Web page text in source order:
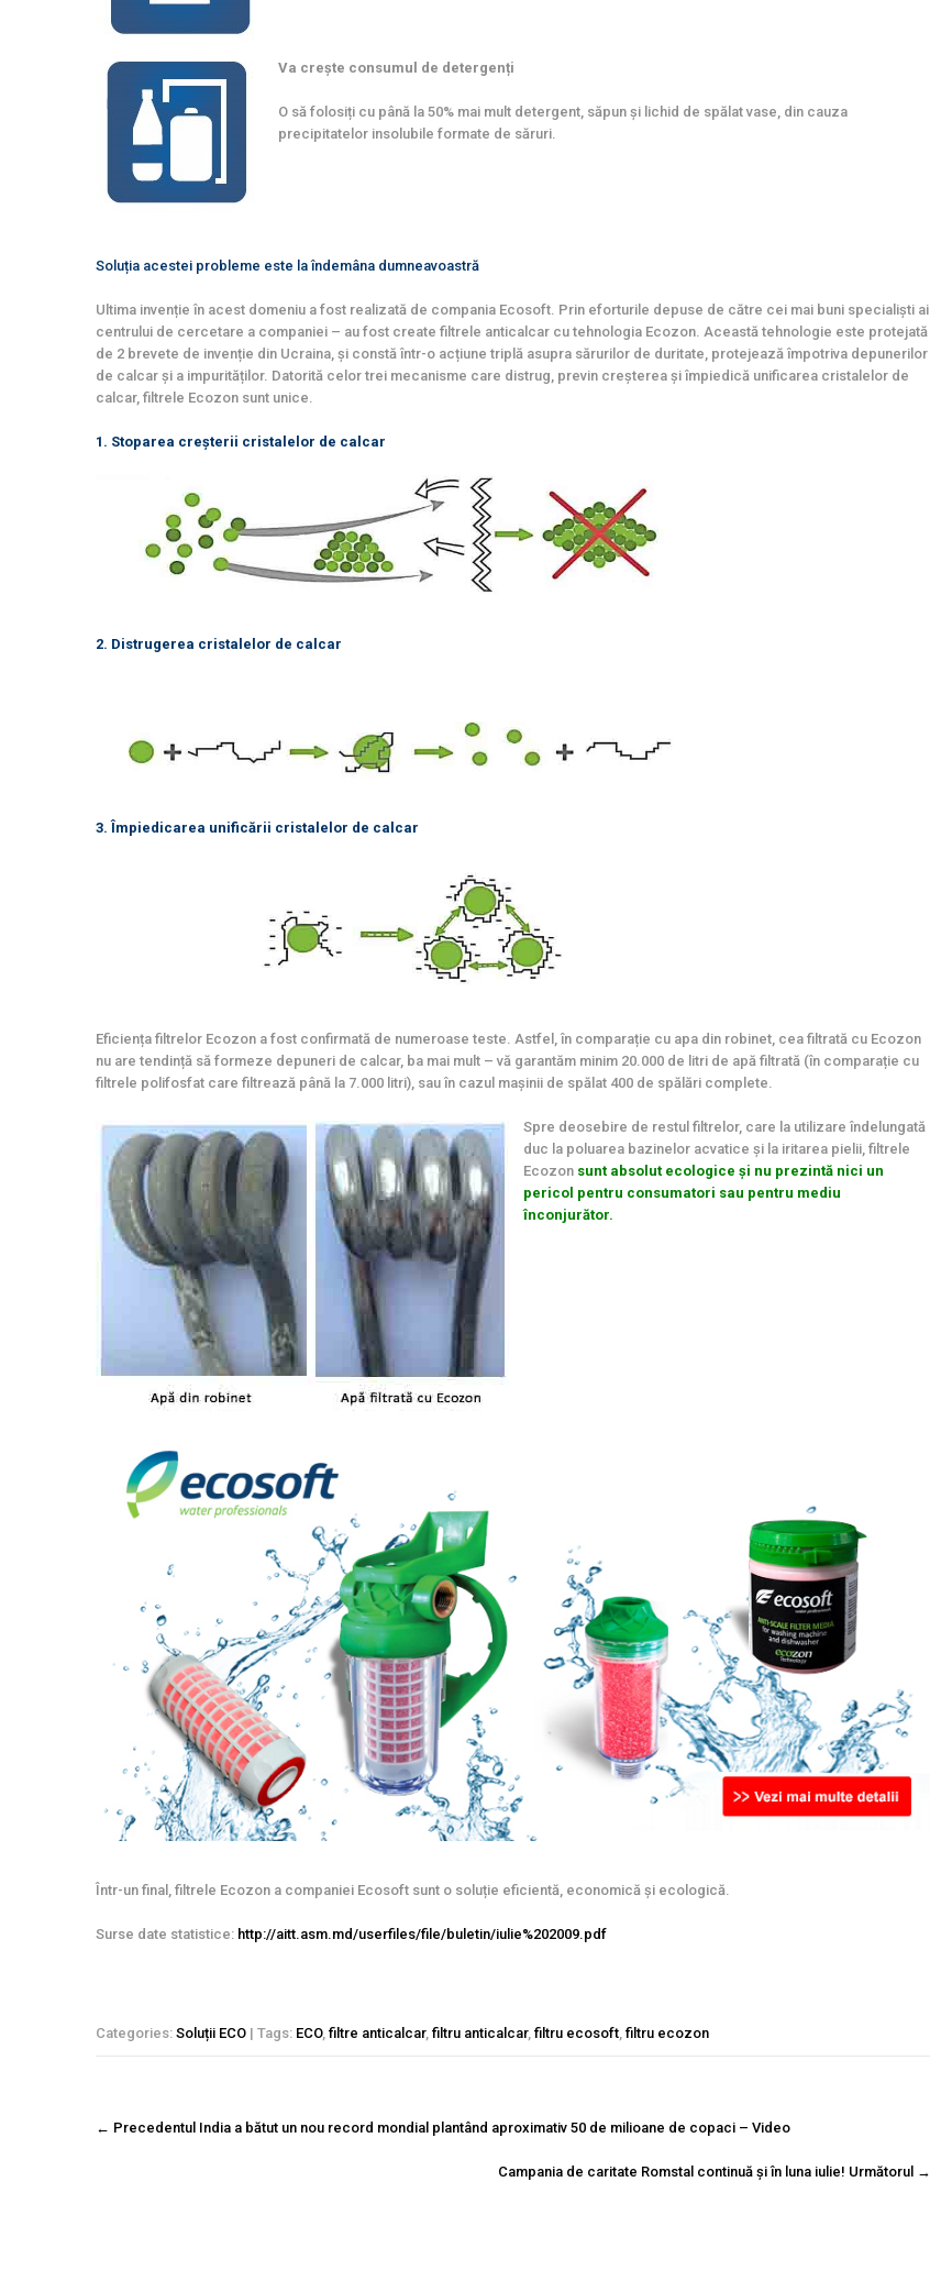
Va crește consumul de detergenți
O să folosiți cu până la 50% mai mult detergent, săpun și lichid de spălat vase, din cauza
precipitatelor insolubile formate de săruri.
Soluția acestei probleme este la îndemâna dumneavoastră
Ultima invenție în acest domeniu a fost realizată de compania Ecosoft. Prin eforturile depuse de către cei mai buni specialiști ai
centrului de cercetare a companiei – au fost create filtrele anticalcar cu tehnologia Ecozon. Această tehnologie este protejată
de 2 brevete de invenție din Ucraina, și constă într-o acțiune triplă asupra sărurilor de duritate, protejează împotriva depunerilor
de calcar și a impurităților. Datorită celor trei mecanisme care distrug, previn creșterea și împiedică unificarea cristalelor de
calcar, filtrele Ecozon sunt unice.
1. Stoparea creșterii cristalelor de calcar
2. Distrugerea cristalelor de calcar
3. Împiedicarea unificării cristalelor de calcar
Eficiența filtrelor Ecozon a fost confirmată de numeroase teste. Astfel, în comparație cu apa din robinet, cea filtrată cu Ecozon
nu are tendință să formeze depuneri de calcar, ba mai mult – vă garantăm minim 20.000 de litri de apă filtrată (în comparație cu
filtrele polifosfat care filtrează până la 7.000 litri), sau în cazul mașinii de spălat 400 de spălări complete.
Spre deosebire de restul filtrelor, care la utilizare îndelungată
duc la poluarea bazinelor acvatice și la iritarea pielii, filtrele
Ecozon sunt absolut ecologice și nu prezintă nici un
pericol pentru consumatori sau pentru mediu
înconjurător.
Într-un final, filtrele Ecozon a companiei Ecosoft sunt o soluție eficientă, economică și ecologică.
Surse date statistice: http://aitt.asm.md/userfiles/file/buletin/iulie%202009.pdf
Categories: Soluții ECO | Tags: ECO, filtre anticalcar, filtru anticalcar, filtru ecosoft, filtru ecozon
Navigare
← Precedentul India a bătut un nou record mondial plantând aproximativ 50 de milioane de copaci – Video
Campania de caritate Romstal continuă și în luna iulie! Următorul →